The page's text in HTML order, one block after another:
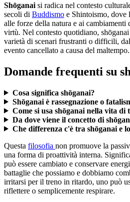
Shōganai si radica nel contesto
secoli di Buddismo e Shintoismo, dove
alle forze della natura e ai cambiamenti
virtù. Nel contesto quotidiano,
varietà di scenari frustranti o difficili,
evento cancellato a causa del maltempo.
Domande frequenti su
Cosa significa shōganai?
Shōganai è rassegnazione o
Come si usa shōganai nella vita
Da dove viene il concetto di
Che differenza c'è tra shōganai e
Questa filosofia non promuove la
una forma di proattività interna.
può essere cambiato e conservare
battaglie che possiamo e dobbiamo
irritarsi per il treno in ritardo, uno può
riflettere o semplicemente respirare.